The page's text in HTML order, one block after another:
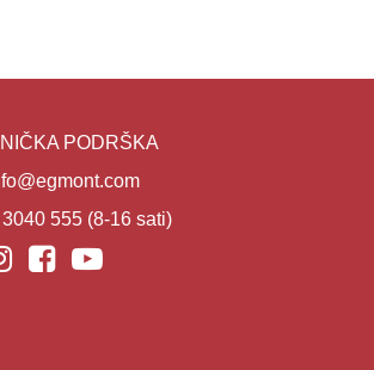
PODRŠKA
555(8-16 sati)